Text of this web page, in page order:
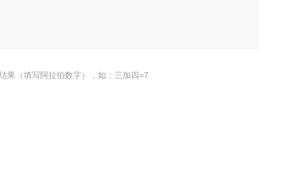
果（填写阿拉伯数字），如：三加四=7